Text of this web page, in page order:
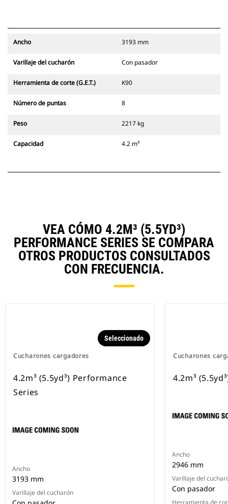
Ancho 3193 mm
Varillaje del cucharón Con pasador
Herramienta de corte (G.E.T.) K90
Número de puntas 8
Peso 2217 kg
Capacidad 4.2 m³
VEA CÓMO 4.2M³ (5.5YD³)
PERFORMANCE SERIES SE COMPARA
OTROS PRODUCTOS CONSULTADOS
CON FRECUENCIA.
Cucharones cargadores
Seleccionado
4.2m³ (5.5yd³) Performance
Series
Ancho
3193 mm
Varillaje del cucharón
Cucharones
4.2m³
Ancho
2946 mm
Varillaje del
Con pasador